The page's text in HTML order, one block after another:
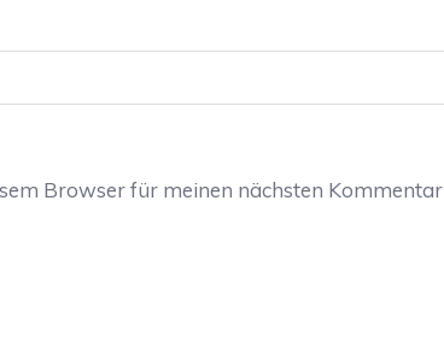
Browser für meinen nächsten Kommentar